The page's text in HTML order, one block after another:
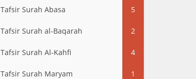
Tafsir Surah Abasa 5
Tafsir Surah al-Baqarah 2
Tafsir Surah Al-Kahfi 4
Tafsir Surah Maryam 1